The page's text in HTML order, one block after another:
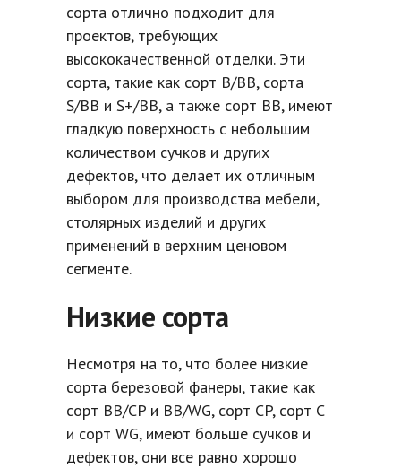
сорта отлично подходит для
проектов, требующих
высококачественной отделки. Эти
сорта, такие как сорт B/BB, сорта
S/BB и S+/BB, а также сорт BB, имеют
гладкую поверхность с небольшим
количеством сучков и других
дефектов, что делает их отличным
выбором для производства мебели,
столярных изделий и других
применений в верхним ценовом
сегменте.
Низкие сорта
Несмотря на то, что более низкие
сорта березовой фанеры, такие как
сорт BB/CP и BB/WG, сорт CP, сорт C
и сорт WG, имеют больше сучков и
дефектов, они все равно хорошо